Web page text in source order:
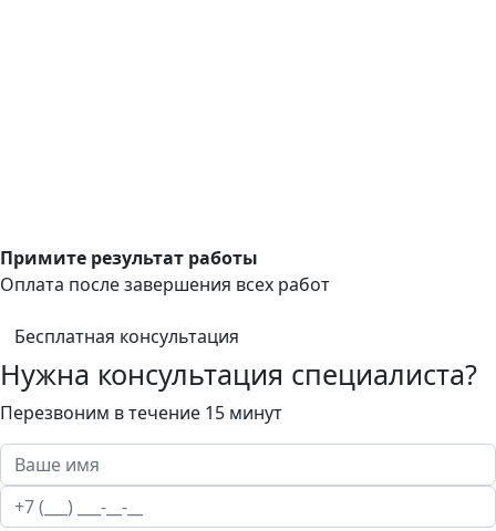
Примите результат работы
Оплата после завершения всех работ
Бесплатная консультация
Нужна консультация специалиста?
Перезвоним в течение 15 минут